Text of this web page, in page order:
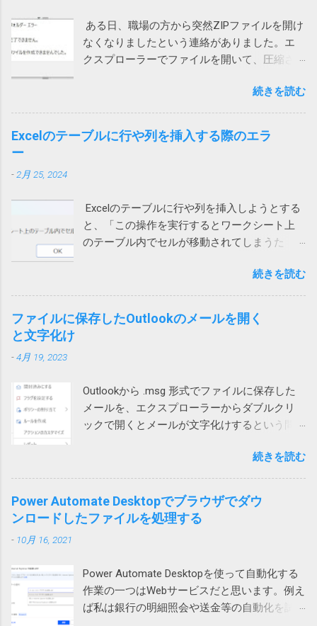
ックはひどいことになっているけれど、個人
向けのノートンライフロックは大丈夫みたい
と思っていたら、こんなことになるとは。 も
う、セキュリティ製品を買うのはやめて、
Windows に最初からついてくる Microsoft
いう余計な問題も起きないし。 2022/9/1 追
しておこうかと思います。 レジストリーとは
Windows や 各種アプリ（ソフト）は設定など
をWindowsが管理するデータベース（ファイ
ベースがレジストリーです。 ソフトをインス
ため、これが壊れるとWindowsやアプリの挙
アプリの不具合で作成や更新に失敗した 作成
や更新中にWindowsやアプリが異常終了して
中途半端になった データを保存する部品
Teamsを選んでも変更できます） これで、通
話が切れなくなりました。 アプリインストー
ル時に許可を求められたような気がします。
うのでしょう。 Wi-Fiを使うと切れる 別のユー
ザーから問い合わせがあり、上記対策を行っ
ても通話すると切れる状態に。しかも、私か
音声通話ではなく、Teams電話を使って電話
にかけてもらったところ、これは通話ができ
ました。 もしやと思い、iPhoneのWi-Fiをオフ
にして音声通話を試してもらったところ、今
度は通話ができました。どうやら、ユーザー
らTeamsの音声通話にUPnPが必要で、問題の
ある日、職場の方から突然ZIPファイルを開け
なくなりましたという連絡がありました。エ
クスプローラーでファイルを開いて、圧縮さ
と、「展開を完了できません。展開先ファイ
ルを作成できませんでした。」というメッセ
ージが表示され、ファイルの中身が表示され
ません。 7zipからは開くことができるので、
やってみたけれど効果なし。 海外サイトで
Windows cannot complete the extraction. The
destination file could not be created. などで検
暮れつつ、ZIPファイルを右クリックして、
「すべて展開」を選んでみたところ、エラー
コード「0x80004005」が出ました。 それで検
題のZIPファイルの作成には7zipを使っていた
ので、圧縮時の設定を見てみたところ、確か
に圧縮方式がデフォルトのdeflateではなく、
BZip2になっていました。 もとのdeflateに戻し
て、再度圧縮して標準ZIP機能で開いたとこ
開けない場合には、元のツールの圧縮方式を
疑ってみる必要があります。取引先から送ら
しまった。 ちなみに、暗号化方式がZipCrypt
でないとやはりWindows 標準のZIP機能では開
けないそうです。
続きを読む
Excelのテーブルに行や列を挿入する際のエラ
ー
- 2月 25, 2024
Excelのテーブルに行や列を挿入しようとする
と、「この操作を実行するとワークシート上
のテーブル内でセルが移動されてしまうた
メッセージが表示され、失敗する時がありま
す。 長年このエラーの原因が不明でしたが、
あるときどうしても解決する必要があって調
べたところ、ようやく原因がわかりました。
ると発生します。 図2 テーブルに行や列を追
加しようとすると、そのテーブルの範囲だけ
が拡張されます。 どういう事かというと、図1
D列のみセルが追加され、A列やE列は変化があ
りません。 そうすると、下のテーブルは、列
1、2、3だけ下にずれることになり、テーブル
が壊れてしまいます。そのため、最初のエラ
シフトしようとします。これもまた右側のテ
ーブルが壊れてしまうため、エラーが起こる
というわけです。 回避策 テーブルに行や列を
続きを読む
ファイルに保存したOutlookのメールを開く
と文字化け
-4月 19, 2023
Outlookから .msg 形式でファイルに保存した
メールを、エクスプローラーからダブルクリ
ックで開くとメールが文字化けするという問
試してみたところ、私や他の方のPCでは文字
化けせずに開けています。 問題のPCでも、
Outlookを落としてから開くと文字化けせずに
開きました。 プロセスが異なると化けないの
かもしれません。 Office（365）の修復を試み
けれど効果なし。 別のユーザープロファイル
では問題なし 問題はWindowsのローカルアカ
ウントで発生していました。 そのPCはAzure
続きを読む
Power Automate Desktopでブラウザでダウ
ンロードしたファイルを処理する
- 10月 16, 2021
Power Automate Desktopを使って自動化する
作業の一つはWebサービスだと思います。例え
ば私は銀行の明細照会や送金等の自動化を試